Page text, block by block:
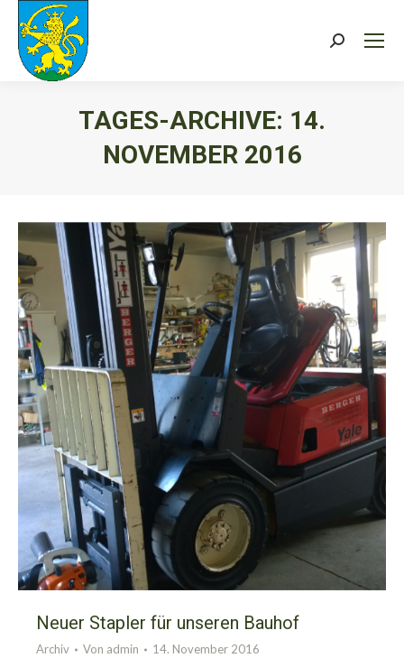
Search:
TAGES-ARCHIVE: 14.
NOVEMBER 2016
Neuer Stapler für unseren Bauhof
Archiv Von admin 14. November 2016